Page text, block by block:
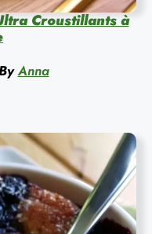
Croustillants à
Anna